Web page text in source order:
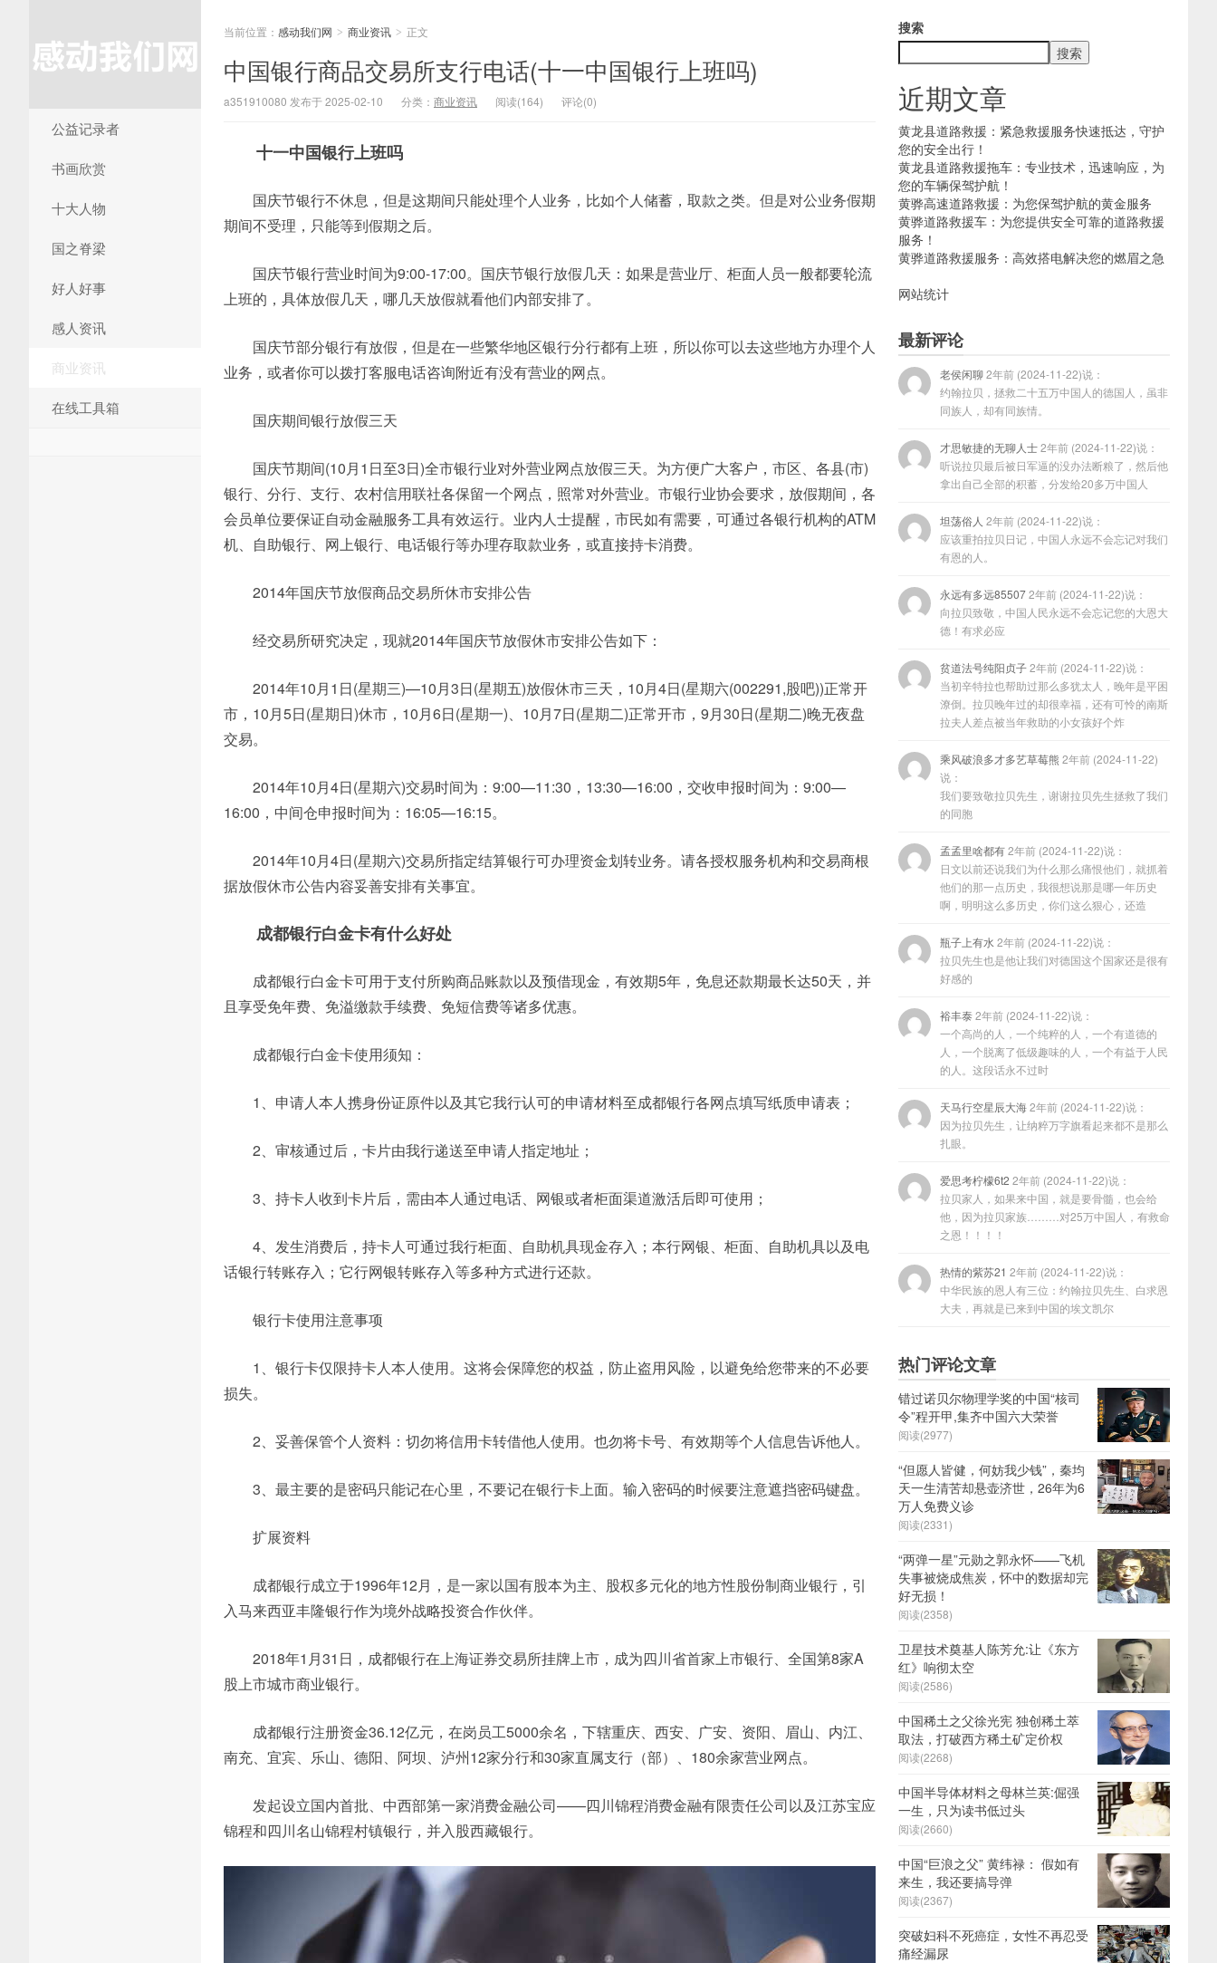
公益记录者
书画欣赏
十大人物
国之脊梁
好人好事
感人资讯
商业资讯
在线工具箱
当前位置： 感动我们网 > 商业资讯 > 正文
中国银行商品交易所支行电话(十一中国银行上班吗)
a351910080 发布于 2025-02-10 分类： 商业资讯 阅读(164) 评论(0)
十一中国银行上班吗
国庆节银行不休息，但是这期间只能处理个人业务，比如个人储蓄，取款之类。但是对公业务假期
期间不受理，只能等到假期之后。
国庆节银行营业时间为9:00-17:00。国庆节银行放假几天：如果是营业厅、柜面人员一般都要轮流
上班的，具体放假几天，哪几天放假就看他们内部安排了。
国庆节部分银行有放假，但是在一些繁华地区银行分行都有上班，所以你可以去这些地方办理个人
业务，或者你可以拨打客服电话咨询附近有没有营业的网点。
国庆期间银行放假三天
国庆节期间(10月1日至3日)全市银行业对外营业网点放假三天。为方便广大客户，市区、各县(市)
银行、分行、支行、农村信用联社各保留一个网点，照常对外营业。市银行业协会要求，放假期间，各
会员单位要保证自动金融服务工具有效运行。业内人士提醒，市民如有需要，可通过各银行机构的ATM
机、自助银行、网上银行、电话银行等办理存取款业务，或直接持卡消费。
2014年国庆节放假商品交易所休市安排公告
经交易所研究决定，现就2014年国庆节放假休市安排公告如下：
2014年10月1日(星期三)—10月3日(星期五)放假休市三天，10月4日(星期六(002291,股吧))正常开
市，10月5日(星期日)休市，10月6日(星期一)、10月7日(星期二)正常开市，9月30日(星期二)晚无夜盘
交易。
2014年10月4日(星期六)交易时间为：9:00—11:30，13:30—16:00，交收申报时间为：9:00—
16:00，中间仓申报时间为：16:05—16:15。
2014年10月4日(星期六)交易所指定结算银行可办理资金划转业务。请各授权服务机构和交易商根
据放假休市公告内容妥善安排有关事宜。
成都银行白金卡有什么好处
成都银行白金卡可用于支付所购商品账款以及预借现金，有效期5年，免息还款期最长达50天，并
且享受免年费、免溢缴款手续费、免短信费等诸多优惠。
成都银行白金卡使用须知：
1、申请人本人携身份证原件以及其它我行认可的申请材料至成都银行各网点填写纸质申请表；
2、审核通过后，卡片由我行递送至申请人指定地址；
3、持卡人收到卡片后，需由本人通过电话、网银或者柜面渠道激活后即可使用；
4、发生消费后，持卡人可通过我行柜面、自助机具现金存入；本行网银、柜面、自助机具以及电
话银行转账存入；它行网银转账存入等多种方式进行还款。
银行卡使用注意事项
1、银行卡仅限持卡人本人使用。这将会保障您的权益，防止盗用风险，以避免给您带来的不必要
损失。
2、妥善保管个人资料：切勿将信用卡转借他人使用。也勿将卡号、有效期等个人信息告诉他人。
3、最主要的是密码只能记在心里，不要记在银行卡上面。输入密码的时候要注意遮挡密码键盘。
扩展资料
成都银行成立于1996年12月，是一家以国有股本为主、股权多元化的地方性股份制商业银行，引
入马来西亚丰隆银行作为境外战略投资合作伙伴。
2018年1月31日，成都银行在上海证券交易所挂牌上市，成为四川省首家上市银行、全国第8家A
股上市城市商业银行。
成都银行注册资金36.12亿元，在岗员工5000余名，下辖重庆、西安、广安、资阳、眉山、内江、
南充、宜宾、乐山、德阳、阿坝、泸州12家分行和30家直属支行（部）、180余家营业网点。
发起设立国内首批、中西部第一家消费金融公司——四川锦程消费金融有限责任公司以及江苏宝应
锦程和四川名山锦程村镇银行，并入股西藏银行。
搜索
搜索
近期文章
黄龙县道路救援：紧急救援服务快速抵达，守护
您的安全出行！
黄龙县道路救援拖车：专业技术，迅速响应，为
您的车辆保驾护航！
黄骅高速道路救援：为您保驾护航的黄金服务
黄骅道路救援车：为您提供安全可靠的道路救援
服务！
黄骅道路救援服务：高效搭电解决您的燃眉之急
网站统计
最新评论
老侯闲聊2年前 (2024-11-22)说：
约翰拉贝，拯救二十五万中国人的德国人，虽非
同族人，却有同族情。
才思敏捷的无聊人士2年前 (2024-11-22)说：
听说拉贝最后被日军逼的没办法断粮了，然后他
拿出自己全部的积蓄，分发给20多万中国人
坦荡俗人 2年前 (2024-11-22)说：
应该重拍拉贝日记，中国人永远不会忘记对我们
有恩的人。
永远有多远855072年前 (2024-11-22)说：
向拉贝致敬，中国人民永远不会忘记您的大恩大
德！有求必应
贫道法号纯阳贞子2年前 (2024-11-22)说：
当初辛特拉也帮助过那么多犹太人，晚年是平困
潦倒。拉贝晚年过的却很幸福，还有可怜的南斯
拉夫人差点被当年救助的小女孩好个炸
乘风破浪多才多艺草莓熊 2年前 (2024-11-22)
说：
我们要致敬拉贝先生，谢谢拉贝先生拯救了我们
的同胞
孟孟里啥都有2年前 (2024-11-22)说：
日文以前还说我们为什么那么痛恨他们，就抓着
他们的那一点历史，我很想说那是哪一年历史
啊，明明这么多历史，你们这么狠心，还造
瓶子上有水 2年前 (2024-11-22)说：
拉贝先生也是他让我们对德国这个国家还是很有
好感的
裕丰泰2年前 (2024-11-22)说：
一个高尚的人，一个纯粹的人，一个有道德的
人，一个脱离了低级趣味的人，一个有益于人民
的人。这段话永不过时
天马行空星辰大海2年前 (2024-11-22)说：
因为拉贝先生，让纳粹万字旗看起来都不是那么
扎眼。
爱思考柠檬6t2 2年前 (2024-11-22)说：
拉贝家人，如果来中国，就是要骨髓，也会给
他，因为拉贝家族………对25万中国人，有救命
之恩！！！！
热情的紫苏21 2年前 (2024-11-22)说：
中华民族的恩人有三位：约翰拉贝先生、白求恩
大夫，再就是已来到中国的埃文凯尔
热门评论文章
错过诺贝尔物理学奖的中国“核司
令”程开甲,集齐中国六大荣誉
阅读(2977)
“但愿人皆健，何妨我少钱”，秦均
天一生清苦却悬壶济世，26年为6
万人免费义诊
阅读(2331)
“两弹一星”元勋之郭永怀——飞机
失事被烧成焦炭，怀中的数据却完
好无损！
阅读(2358)
卫星技术奠基人陈芳允:让《东方
红》响彻太空
阅读(2586)
中国稀土之父徐光宪 独创稀土萃
取法，打破西方稀土矿定价权
阅读(2268)
中国半导体材料之母林兰英:倔强
一生，只为读书低过头
阅读(2660)
中国“巨浪之父” 黄纬禄： 假如有
来生，我还要搞导弹
阅读(2367)
突破妇科不死癌症，女性不再忍受
痛经漏尿